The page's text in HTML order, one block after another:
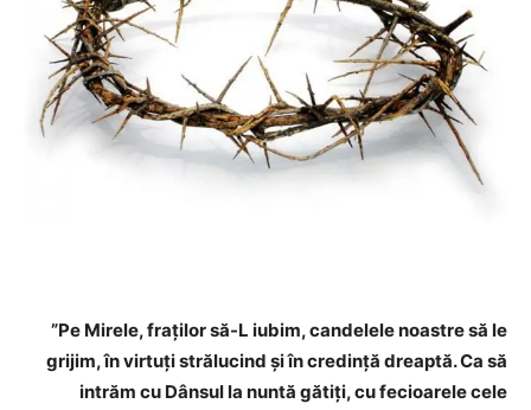
”Pe Mirele, fraţilor să-L iubim, candelele noastre să le
grijim, în virtuţi strălucind şi în credinţă dreaptă. Ca să
intrăm cu Dânsul la nuntă gătiţi, cu fecioarele cele